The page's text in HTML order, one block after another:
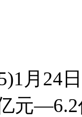
月24
元